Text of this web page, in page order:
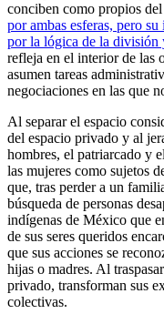
conciben como propios
por ambas esferas, pero
por la lógica de la división
refleja en el interior de las
asumen tareas
negociaciones en las que
Al separar el espacio
del espacio privado y al
hombres, el patriarcado y
las mujeres como sujetos
que, tras perder a un
búsqueda de personas
indígenas de México que
de sus seres queridos
que sus acciones se
hijas o madres. Al
privado, transforman sus
colectivas.